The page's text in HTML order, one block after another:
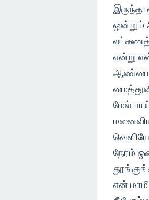
ஒன்றும்
என்று
மேல்
நேரம்
என்